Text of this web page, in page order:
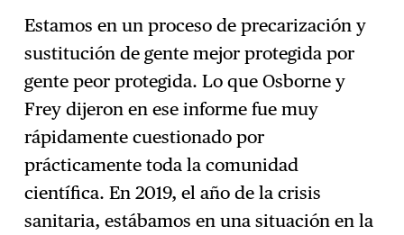
Estamos en un proceso de precarización y
sustitución de gente mejor protegida por
gente peor protegida. Lo que Osborne y
Frey dijeron en ese informe fue muy
rápidamente cuestionado por
prácticamente toda la comunidad
científica. En 2019, el año de la crisis
sanitaria, estábamos en una situación en la